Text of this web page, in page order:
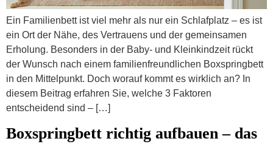
Ein Familienbett ist viel mehr als nur ein Schlafplatz – es ist
ein Ort der Nähe, des Vertrauens und der gemeinsamen
Erholung. Besonders in der Baby- und Kleinkindzeit rückt
der Wunsch nach einem familienfreundlichen Boxspringbett
in den Mittelpunkt. Doch worauf kommt es wirklich an? In
diesem Beitrag erfahren Sie, welche 3 Faktoren
entscheidend sind – […]
Boxspringbett richtig aufbauen – das